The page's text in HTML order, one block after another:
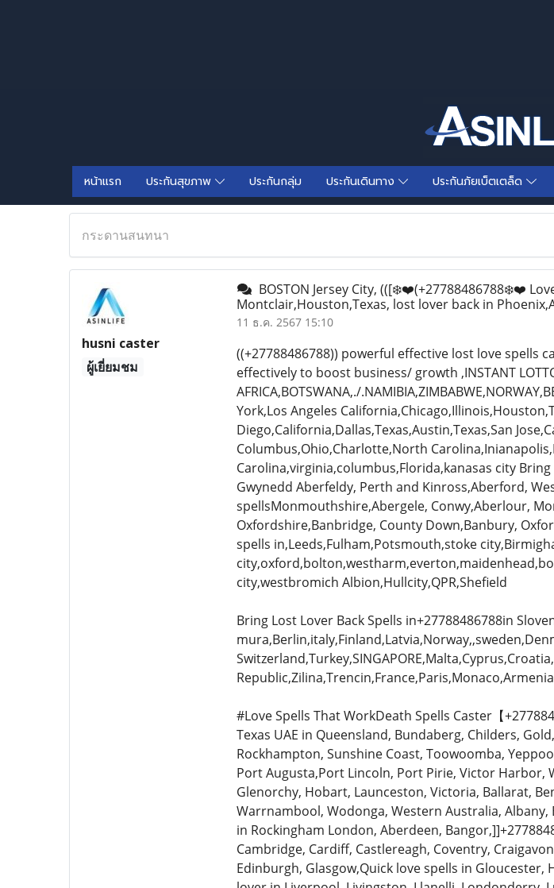
หน้าแรก ประกันสุขภาพ ประกันกลุ่ม ประกันเดินทาง ประกันภัยเบ็ตเตล็ด
กระดานสนทนา
husni caster
ผู้เยี่ยมชม
BOSTON Jersey City, (([❄️❤️(+27788486788❄️❤️
Montclair,Houston,Texas, lost lover back in
11 ธ.ค. 2567 15:10
((+27788486788)) powerful effective lost love spells
effectively to boost business/ growth ,INSTANT
AFRICA,BOTSWANA,./
York,Los Angeles
Diego,California,Dallas,Texas,Austin,Texas,San
Columbus,Ohio,Charlotte,North
Carolina,virginia,columbus,Florida,kanasas city
Gwynedd Aberfeldy, Perth and Kinross,Aberford,
spellsMonmouthshire,Abergele, Conwy,Aberlour,
Oxfordshire,Banbridge, County Down,Banbury,
spells in,Leeds,Fulham,Potsmouth,stoke
city,westbromich Albion,Hullcity,QPR,Shefield
Bring Lost Lover Back Spells in+27788486788in
#Love Spells That WorkDeath Spells Caster【
Texas UAE in Queensland, Bundaberg, Childers,
Rockhampton, Sunshine Coast, Toowoomba,
Port Augusta,Port Lincoln, Port Pirie, Victor Harbor,
Glenorchy, Hobart, Launceston, Victoria, Ballarat,
Warrnambool, Wodonga, Western Australia,
in Rockingham London, Aberdeen,
Cambridge, Cardiff, Castlereagh, Coventry,
Edinburgh, Glasgow,Quick love spells in